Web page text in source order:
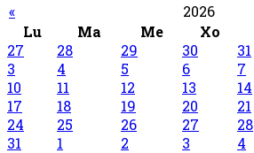
« 2026
Lu
Ma Me Xo
27
28 29 30 31
3
4 5 6 7
10
11 12 13 14
17
18 19 20 21
24
25 26 27 28
31
1 2 3 4